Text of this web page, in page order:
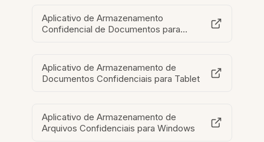
Aplicativo de Armazenamento
Confidencial de Documentos para
Aplicativo de Armazenamento de
Documentos Confidenciais para Tablet
Aplicativo de Armazenamento de
Arquivos Confidenciais para Windows